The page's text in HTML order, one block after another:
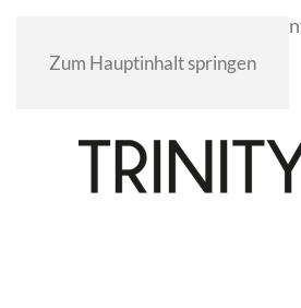
Zum Hauptinhalt springen